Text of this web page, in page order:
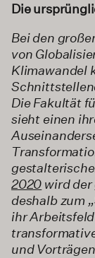
Die
Bei den
von
Klimawandel
Die Fakultät
sieht einen
2020 wird der
deshalb zum
ihr
und